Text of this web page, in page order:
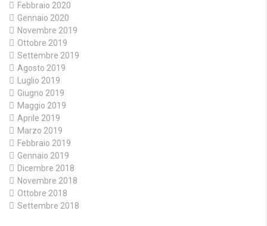
Febbraio 2020
Gennaio 2020
Novembre 2019
Ottobre 2019
Settembre 2019
Agosto 2019
Luglio 2019
Giugno 2019
Maggio 2019
Aprile 2019
Marzo 2019
Febbraio 2019
Gennaio 2019
Dicembre 2018
Novembre 2018
Ottobre 2018
Settembre 2018